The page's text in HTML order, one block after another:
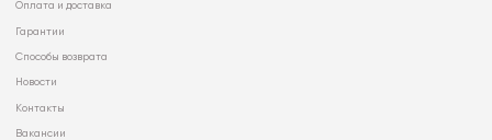
Оплата и доставка
Гарантии
Способы возврата
Новости
Контакты
Вакансии